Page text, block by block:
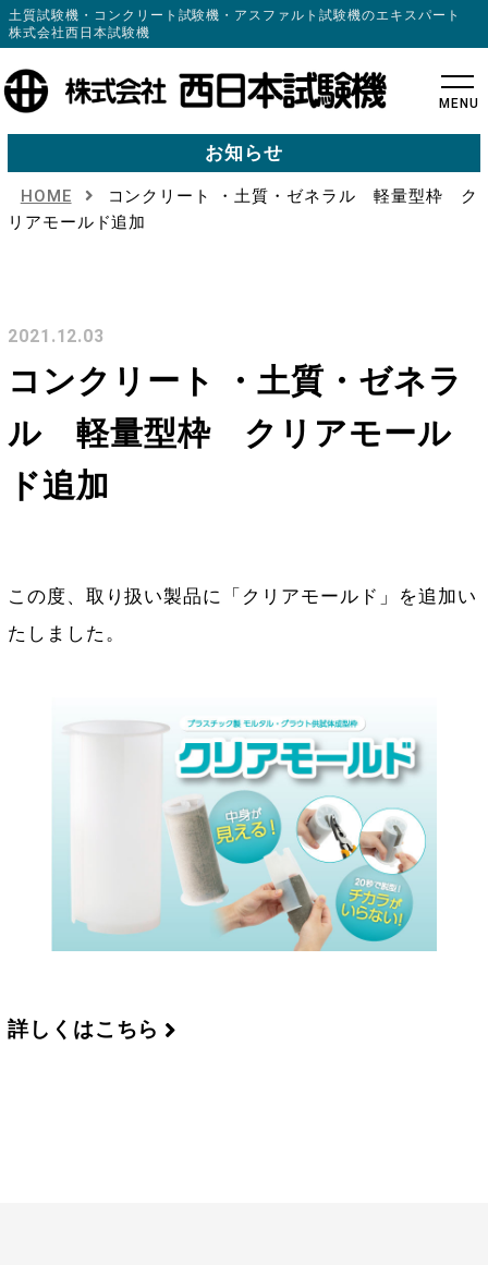
土質試験機・コンクリート試験機・アスファルト試験機のエキスパート
株式会社西日本試験機
MENU
お知らせ
HOME
コンクリート ・土質・ゼネラル 軽量型枠 ク
リアモールド追加
2021.12.03
コンクリート ・土質・ゼネラ
ル 軽量型枠 クリアモール
ド追加
この度、取り扱い製品に「クリアモールド」を追加い
たしました。
詳しくはこちら